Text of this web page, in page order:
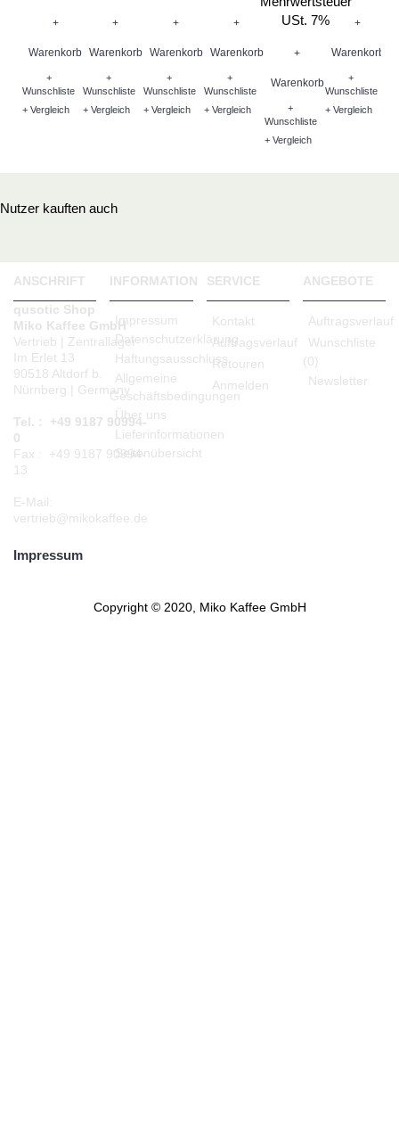
+
Warenkorb
+
Wunschliste
+ Vergleich
+
Warenkorb
+
Wunschliste
+ Vergleich
+
Warenkorb
+
Wunschliste
+ Vergleich
+
Warenkorb
+
Wunschliste
+ Vergleich
USt. 7%
+
Warenkorb
+
Wunschliste
+ Vergleich
+
Warenkorb
+
Wunschliste
+ Vergleich
Nutzer kauften auch
ANSCHRIFT
qusotic Shop
Miko Kaffee GmbH
Vertrieb | Zentrallager
Im Erlet 13
90518 Altdorf b.
Nürnberg | Germany
Tel. : +49 9187 90994-
0
Fax : +49 9187 90994-
13
E-Mail:
vertrieb@mikokaffee.de
INFORMATION
Impressum
Datenschutzerklärung
Haftungsausschluss
Allgemeine
Geschäftsbedingungen
Über uns
Lieferinformationen
Seitenübersicht
SERVICE
Kontakt
Auftragsverlauf
Retouren
Anmelden
ANGEBOTE
Auftragsverlauf
Wunschliste
(0)
Newsletter
Impressum
Copyright © 2020, Miko Kaffee GmbH